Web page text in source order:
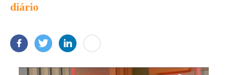
diário